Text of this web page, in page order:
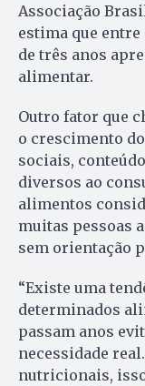
Associação
estima que
de três anos
alimentar.
Outro fator que
o crescimento
sociais,
diversos ao
alimentos
muitas pessoas
sem orientação
“Existe uma
determinados
passam anos
necessidade
nutricionais,